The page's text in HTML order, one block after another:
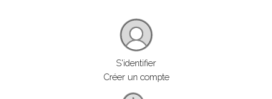
S'identifier
Créer un compte